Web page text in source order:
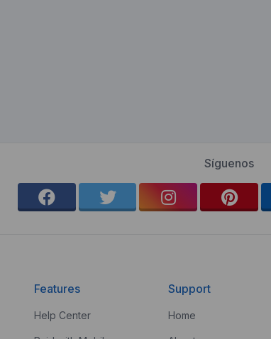
Síguenos
Features
Help Center
Support
Home